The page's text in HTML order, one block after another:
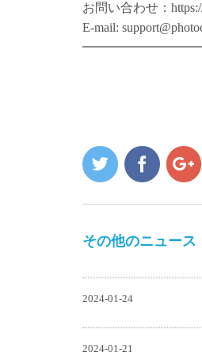
お問い合わせ：
E-mail:
その他のニュース
2024-01-24
2024-01-21